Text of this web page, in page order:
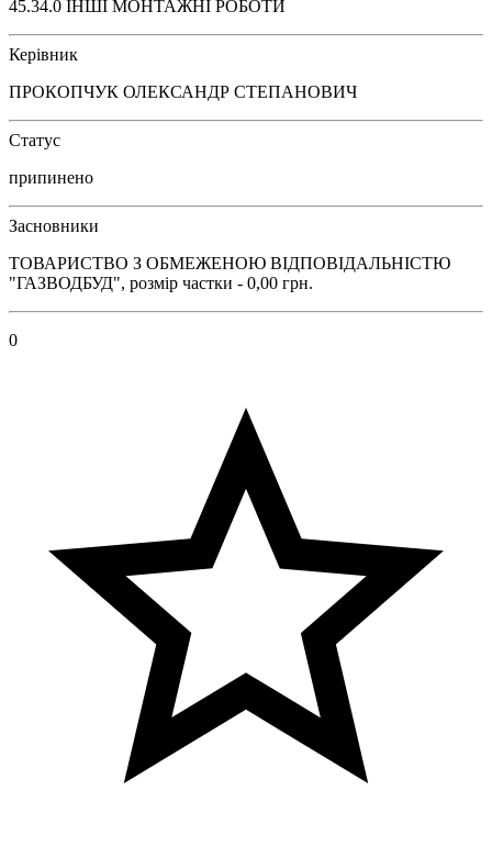
45.34.0 ІНШІ МОНТАЖНІ РОБОТИ
Керівник
ПРОКОПЧУК ОЛЕКСАНДР СТЕПАНОВИЧ
Статус
припинено
Засновники
ТОВАРИСТВО З ОБМЕЖЕНОЮ ВІДПОВІДАЛЬНІСТЮ
"ГАЗВОДБУД", розмір частки - 0,00 грн.
0